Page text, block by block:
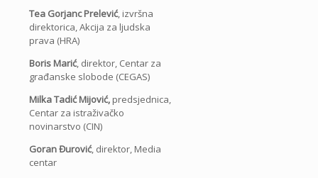
Tea Gorjanc Prelević, izvršna
direktorica, Akcija za ljudska
prava (HRA)
Boris Marić, direktor, Centar za
građanske slobode (CEGAS)
Milka Tadić Mijović, predsjednica,
Centar za istraživačko
novinarstvo (CIN)
Goran Đurović, direktor, Media
centar